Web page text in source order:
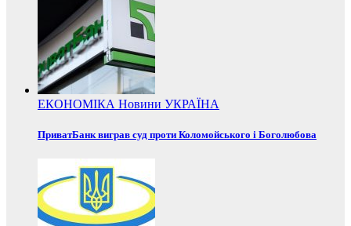
ЕКОНОМІКА Новини УКРАЇНА
ПриватБанк виграв суд проти Коломойського і Боголюбова